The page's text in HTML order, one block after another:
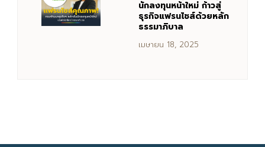
นักลงทุนหน้าใหม่ ก้าวสู่
ธุรกิจแฟรนไชส์ด้วยหลัก
ธรรมาภิบาล
เมษายน 18, 2025